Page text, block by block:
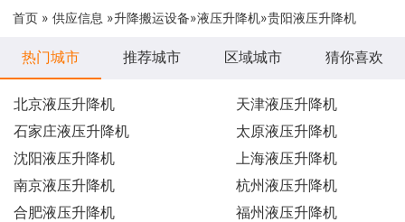
首页 » 供应信息 »升降搬运设备»液压升降机»贵阳液压升降机
热门城市 推荐城市 区域城市 猜你喜欢
北京液压升降机
天津液压升降机
石家庄液压升降机
太原液压升降机
沈阳液压升降机
上海液压升降机
南京液压升降机
杭州液压升降机
合肥液压升降机
福州液压升降机